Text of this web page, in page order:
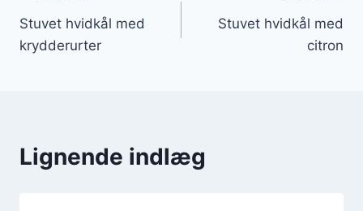
Stuvet hvidkål med
krydderurter
Stuvet hvidkål med
citron
Lignende indlæg